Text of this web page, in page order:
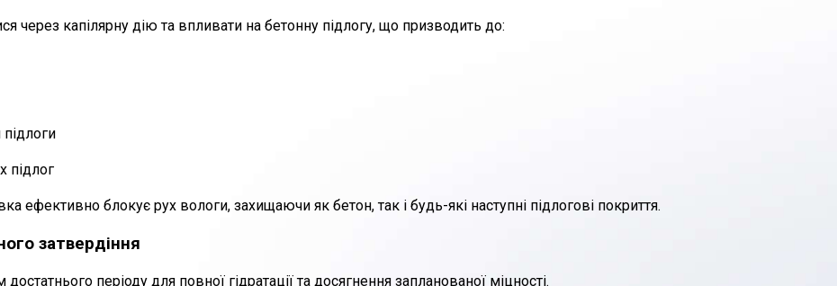
через капілярну дію та впливати на бетонну підлогу, що призводить до:
підлог
ефективно блокує рух вологи, захищаючи як бетон, так і будь-які наступні підлогові покриття.
затвердіння
періоду для повної гідратації та досягнення запланованої міцності.